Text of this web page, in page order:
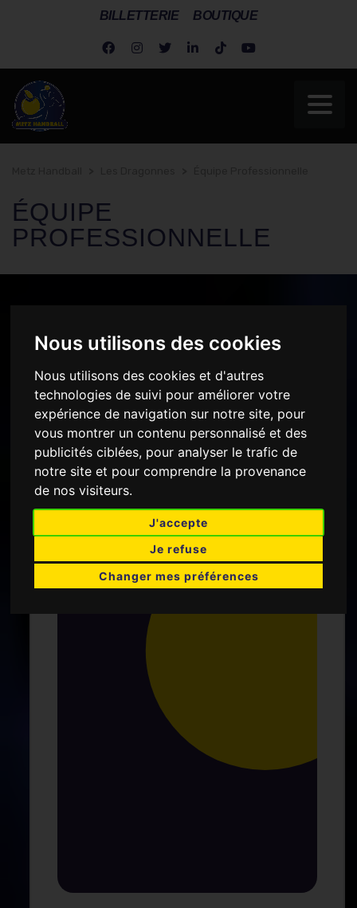
Nous utilisons des cookies
Nous utilisons des cookies et d'autres
technologies de suivi pour améliorer votre
expérience de navigation sur notre site, pour
vous montrer un contenu personnalisé et des
publicités ciblées, pour analyser le trafic de
notre site et pour comprendre la provenance
de nos visiteurs.
J'accepte
Je refuse
Changer mes préférences
BILLETTERIE BOUTIQUE
ÉQUIPE
PROFESSIONNELLE
ORGANIGRAMME
L'ÉQUIPE LE STAFF
GARDIENNE